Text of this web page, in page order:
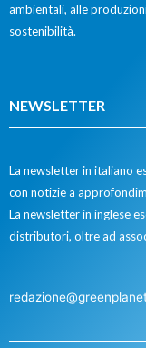
ambientali, alle
sostenibilità.
NEWSLETTER
La newsletter in italiano
con notizie a
La newsletter in inglese
distributori, oltre ad